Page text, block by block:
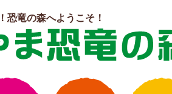
恐竜の森へようこそ！